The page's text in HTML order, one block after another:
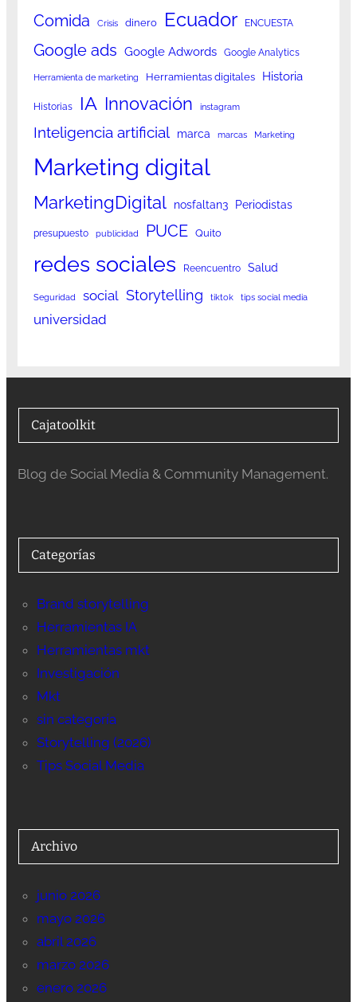
Comida Crisis dinero Ecuador ENCUESTA
Google ads Google Adwords Google Analytics
Herramienta de marketing Herramientas digitales Historia
Historias IA Innovación instagram
Inteligencia artificial marca marcas Marketing
Marketing digital
MarketingDigital nosfaltan3 Periodistas
presupuesto publicidad PUCE Quito
redes sociales Reencuentro Salud
Seguridad social Storytelling tiktok tips social media
universidad
Cajatoolkit
Blog de Social Media & Community Management.
Categorías
Brand storytelling
Herramientas IA
Herramientas mkt
Investigación
Mkt
sin categoría
Storytelling (2026)
Tips Social Media
Archivo
junio 2026
mayo 2026
abril 2026
marzo 2026
enero 2026